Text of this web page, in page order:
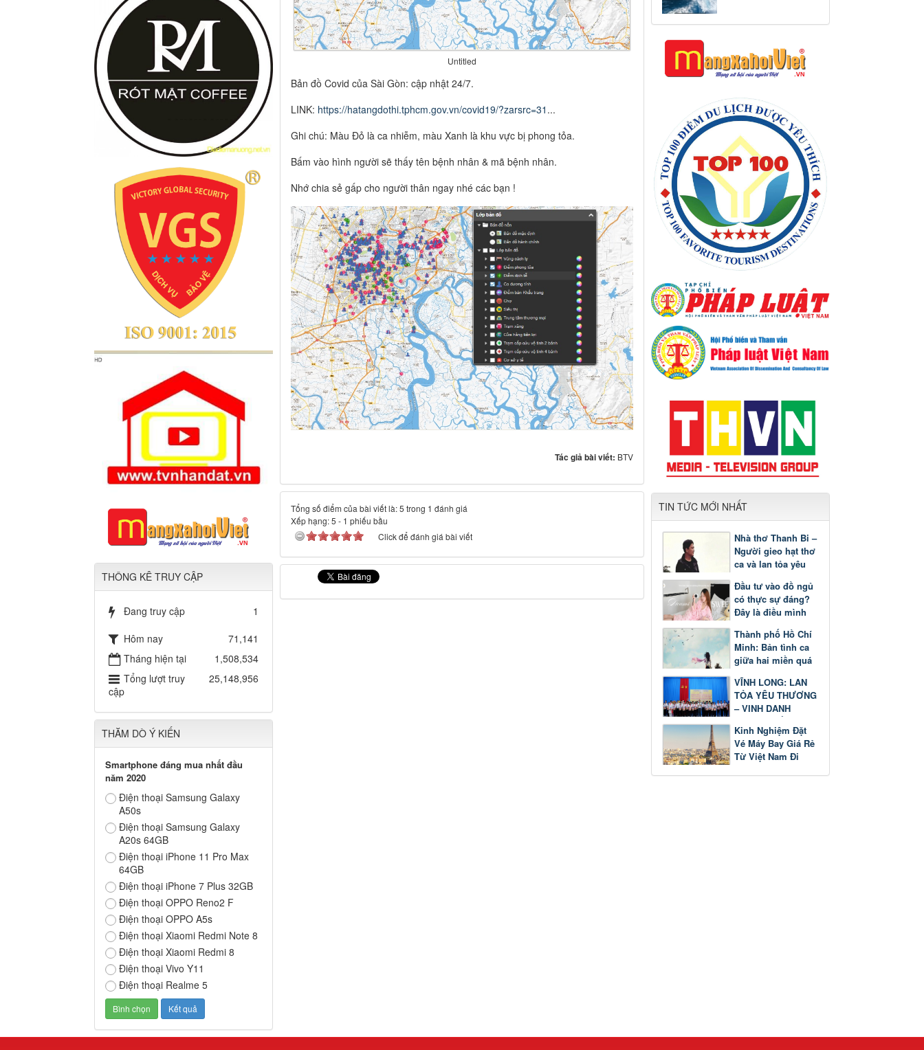
Untitled
Bản đồ Covid của Sài Gòn: cập nhật 24/7.
LINK: https://hatangdothi.tphcm.gov.vn/covid19/?zarsrc=31 ...
Ghi chú: Màu Đỏ là ca nhiễm, màu Xanh là khu vực bị phong tỏa.
Bấm vào hình người sẽ thấy tên bệnh nhân & mã bệnh nhân.
Nhớ chia sẻ gấp cho người thân ngay nhé các bạn !
Tác giả bài viết: BTV
Tổng số điểm của bài viết là: 5 trong 1 đánh giá
Xếp hạng:5 - 1 phiếu bầu
Click để đánh giá bài viết
TIN TỨC MỚI NHẤT
Nhà thơ Thanh Bi –
Người gieo hạt thơ
ca và lan tỏa yêu
Đầu tư vào đồ ngủ
có thực sự đáng?
Đây là điều mình
thời gian
Thành phố Hồ Chí
Minh: Bản tình ca
giữa hai miền quá
VĨNH LONG: LAN
TỎA YÊU THƯƠNG
– VINH DANH
GƯƠNG SÁNG
HỌC TẬP
Kinh Nghiệm Đặt
Vé Máy Bay Giá Rẻ
Từ Việt Nam Đi
THÔNG KÊ TRUY CẬP
Đang truy cập
1
Hôm nay
71,141
Tháng hiện tại
1,508,534
Tổng lượt truy
cập
25,148,956
THĂM DÒ Ý KIẾN
Smartphone đáng mua nhất đầu
năm 2020
Điện thoại Samsung Galaxy
A50s
Điện thoại Samsung Galaxy
A20s 64GB
Điện thoại iPhone 11 Pro Max
64GB
Điện thoại iPhone 7 Plus 32GB
Điện thoại OPPO Reno2 F
Điện thoại OPPO A5s
Điện thoại Xiaomi Redmi Note 8
Điện thoại Xiaomi Redmi 8
Điện thoại Vivo Y11
Điện thoại Realme 5